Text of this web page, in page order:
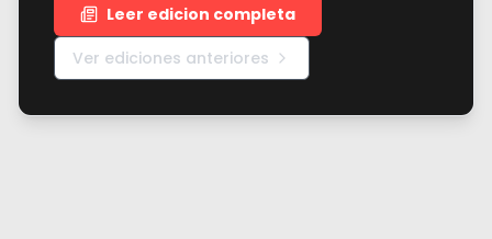
Leer edicion completa
Ver ediciones anteriores